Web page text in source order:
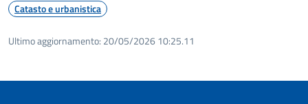
Catasto e urbanistica
Ultimo aggiornamento: 20/05/2026 10:25.11